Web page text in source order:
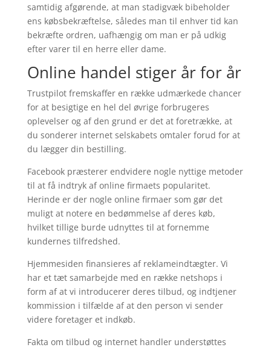
samtidig afgørende, at man stadigvæk bibeholder
ens købsbekræftelse, således man til enhver tid kan
bekræfte ordren, uafhængig om man er på udkig
efter varer til en herre eller dame.
Online handel stiger år for år
Trustpilot fremskaffer en række udmærkede chancer
for at besigtige en hel del øvrige forbrugeres
oplevelser og af den grund er det at foretrække, at
du sonderer internet selskabets omtaler forud for at
du lægger din bestilling.
Facebook præsterer endvidere nogle nyttige metoder
til at få indtryk af online firmaets popularitet.
Herinde er der nogle online firmaer som gør det
muligt at notere en bedømmelse af deres køb,
hvilket tillige burde udnyttes til at fornemme
kundernes tilfredshed.
Hjemmesiden finansieres af reklameindtægter. Vi
har et tæt samarbejde med en række netshops i
form af at vi introducerer deres tilbud, og indtjener
kommission i tilfælde af at den person vi sender
videre foretager et indkøb.
Fakta om tilbud og internet handler understøttes